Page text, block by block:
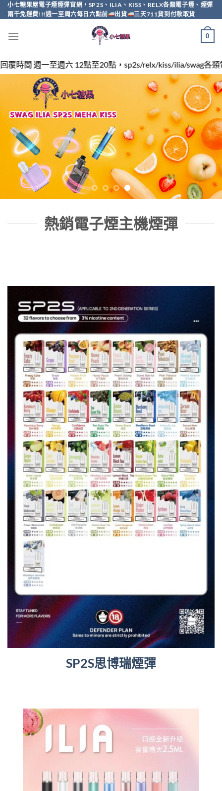
Skip
to
小七糖果屋電子煙煙彈官網，SP2S、ILIA、KISS、RELX各類電子煙、煙彈
兩千免運費!!!週一至周六每日六點前
出貨 三天711貨到付款取貨
0
至20點，sp2s/relx/kiss/ilia/swag各類電子煙煙彈買越多越便
熱銷電子煙主機煙彈
SP2S思博瑞煙彈